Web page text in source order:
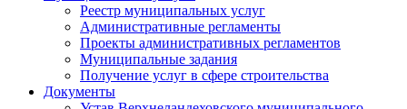
Реестр муниципальных услуг
Административные регламенты
Проекты административных регламентов
Муниципальные задания
Получение услуг в сфере строительства
Документы